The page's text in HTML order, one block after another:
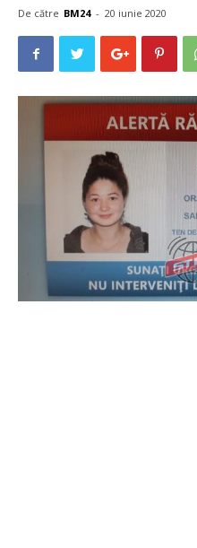
De către BM24 - 20 iunie 2020